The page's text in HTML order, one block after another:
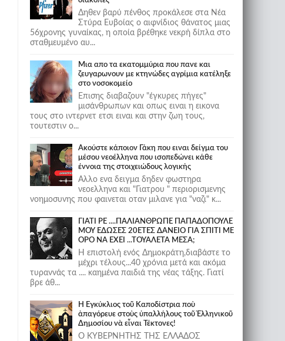
Δηθεν βαρύ πένθος προκάλεσε στα Νέα
Στύρα Ευβοίας ο αιφνίδιος θάνατος μιας
56χρονης γυναίκας, η οποία βρέθηκε νεκρή δίπλα στο
σταθμευμένο αυ...
Μια απο τα εκατομμύρια που πανε και
ζευγαρωνουν με κτηνώδες αγρίμια κατέληξε
στο νοσοκομείο
Επισης διαβαζουν "έγκυρες πήγες"
μισάνθρωπων και οπως ειναι η εικονα
τους στο ιντερνετ ετσι ειναι και στην ζωη τους,
τουτεστιν ο...
Ακούστε κάποιον Γάκη που ειναι δείγμα του
μέσου νεοέλληνα που ισοπεδώνει κάθε
έννοια της στοιχειώδους λογικής
Αλλο ενα δειγμα δηδεν φωστηρα
νεοελληνα και "Γιατρου " περιορισμενης
νοημοσυνης που φαινεται οταν μιλανε για "ναζι" κ...
ΓΙΑΤΙ ΡΕ ....ΠΑΛΙΑΝΘΡΩΠΕ ΠΑΠΑΔΟΠΟΥΛΕ
ΜΟΥ ΕΔΩΣΕΣ 20ΕΤΕΣ ΔΑΝΕΙΟ ΓΙΑ ΣΠΙΤΙ ΜΕ
ΟΡΟ ΝΑ ΕΧΕΙ ...ΤΟΥΑΛΕΤΑ ΜΕΣΑ;
Η επιστολή ενός Δημοκράτη,διαβάστε το
μέχρι τέλους...40 χρόνια μετά και ακόμα
τυραννάς τα .... καημένα παιδιά της νέας τάξης. Γιατί
βρε άθ...
Ἡ Ἐγκύκλιος τοῦ Καποδίστρια ποὺ
ἀπαγόρευε στοὺς ὑπαλλήλους τοῦ Ἑλληνικοῦ
Δημοσίου νὰ εἶναι Τέκτονες!
Ο ΚΥΒΕΡΝΗΤΗΣ ΤΗΣ ΕΛΛΑΔΟΣ